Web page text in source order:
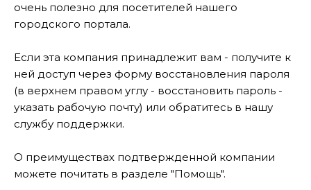
очень полезно для посетителей нашего
городского портала.
Если эта компания принадлежит вам - получите к
ней доступ через форму восстановления пароля
(в верхнем правом углу - восстановить пароль -
указать рабочую почту) или обратитесь в нашу
службу поддержки.
О преимуществах подтвержденной компании
можете почитать в разделе "Помощь".